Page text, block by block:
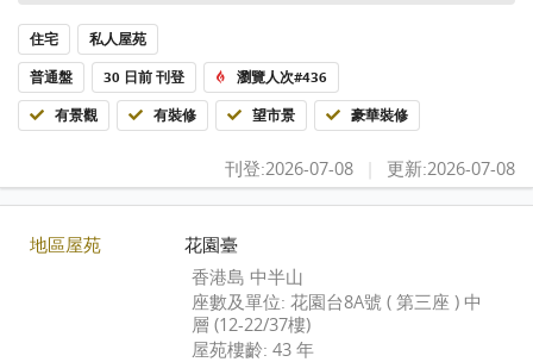
住宅
私人屋苑
普通盤
30 日前 刊登
瀏覽人次#436
有景觀
有裝修 望市景 豪華裝修
刊登:2026-07-08 更新:2026-07-08
地區屋苑
花園臺
香港島 中半山
座數及單位: 花園台8A號 ( 第三座 ) 中
層 (12-22/37樓)
屋苑樓齡: 43 年